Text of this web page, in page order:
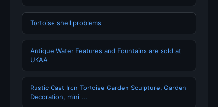
Tortoise shell problems
Antique Water Features and Fountains are sold at
UKAA
Rustic Cast Iron Tortoise Garden Sculpture, Garden
Decoration, mini ...